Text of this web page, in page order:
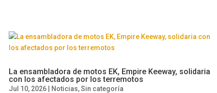
La ensambladora de motos EK, Empire Keeway, solidaria
con los afectados por los terremotos
Jul 10, 2026 Noticias,Sin categoría